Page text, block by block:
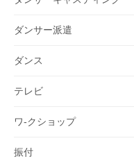
ダンサー派遣
ダンス
テレビ
ワ-クショップ
振付